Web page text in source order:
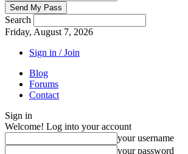
Search
Friday, August 7, 2026
Sign in / Join
Blog
Forums
Contact
Sign in
Welcome! Log into your account
your username
your password